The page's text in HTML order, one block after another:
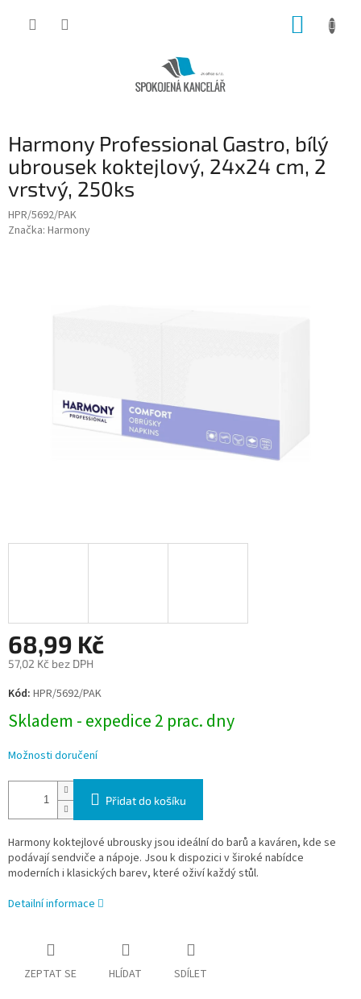
Harmony Professional Gastro, bílý
ubrousek koktejlový, 24x24 cm, 2
vrstvý, 250ks
HPR/5692/PAK
Značka: Harmony
68,99 Kč
57,02 Kč bez DPH
Měrná
cena:
Kód: HPR/5692/PAK
Skladem - expedice 2 prac. dny
Možnosti doručení
Přidat do košíku
Harmony koktejlové ubrousky jsou ideální do barů a kaváren, kde se
podávají sendviče a nápoje. Jsou k dispozici v široké nabídce
moderních i klasických barev, které oživí každý stůl.
Detailní informace
ZEPTAT SE HLÍDAT SDÍLET